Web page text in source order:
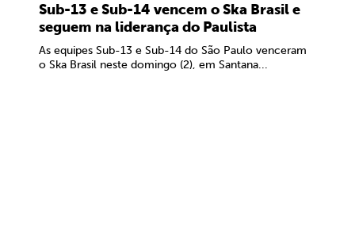
Sub-13 e Sub-14 vencem o Ska Brasil e
seguem na liderança do Paulista
As equipes Sub-13 e Sub-14 do São Paulo venceram
o Ska Brasil neste domingo (2), em Santana...